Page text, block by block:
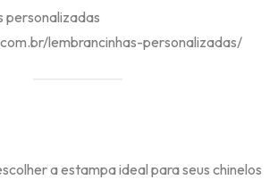
personalizadas
lembrancinhas-personalizadas/
a estampa ideal para seus chinelos